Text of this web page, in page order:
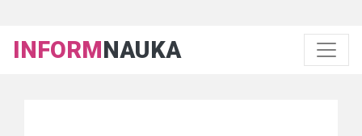
INFORMNAUKA